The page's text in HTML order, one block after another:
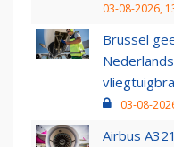
03-08-2026,
Brussel
03-08-
Airbus